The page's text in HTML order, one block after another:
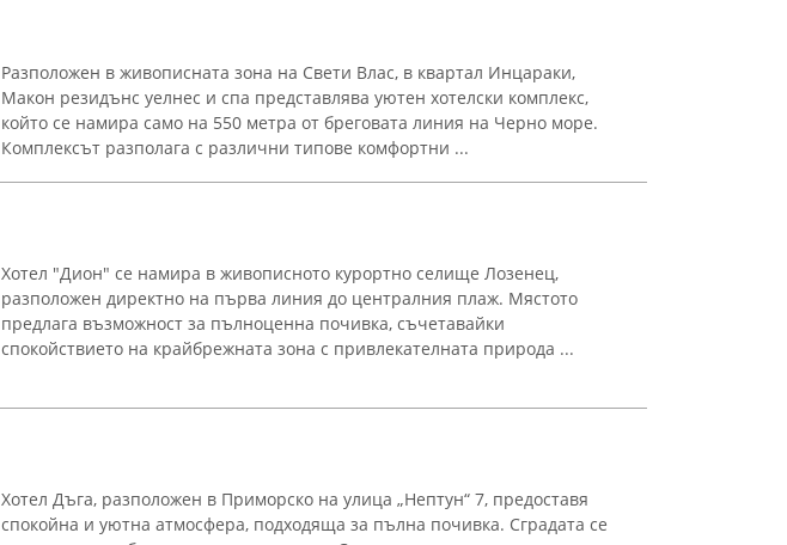
Разположен в живописната зона на Свети Влас, в квартал Инцараки,
Макон резидънс уелнес и спа представлява уютен хотелски комплекс,
който се намира само на 550 метра от бреговата линия на Черно море.
Комплексът разполага с различни типове комфортни ...
Хотел "Дион" се намира в живописното курортно селище Лозенец,
разположен директно на първа линия до централния плаж. Мястото
предлага възможност за пълноценна почивка, съчетавайки
спокойствието на крайбрежната зона с привлекателната природа ...
Хотел Дъга, разположен в Приморско на улица „Нептун“ 7, предоставя
спокойна и уютна атмосфера, подходяща за пълна почивка. Сградата се